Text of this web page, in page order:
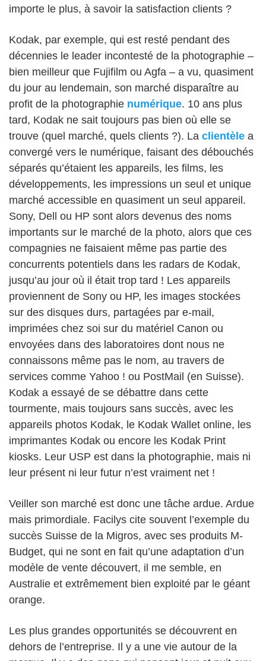
importe le plus, à savoir la satisfaction clients ?
Kodak, par exemple, qui est resté pendant des
décennies le leader incontesté de la photographie –
bien meilleur que Fujifilm ou Agfa – a vu, quasiment
du jour au lendemain, son marché disparaître au
profit de la photographie numérique. 10 ans plus
tard, Kodak ne sait toujours pas bien où elle se
trouve (quel marché, quels clients ?). La clientèle a
convergé vers le numérique, faisant des débouchés
séparés qu’étaient les appareils, les films, les
développements, les impressions un seul et unique
marché accessible en quasiment un seul appareil.
Sony, Dell ou HP sont alors devenus des noms
importants sur le marché de la photo, alors que ces
compagnies ne faisaient même pas partie des
concurrents potentiels dans les radars de Kodak,
jusqu’au jour où il était trop tard ! Les appareils
proviennent de Sony ou HP, les images stockées
sur des disques durs, partagées par e-mail,
imprimées chez soi sur du matériel Canon ou
envoyées dans des laboratoires dont nous ne
connaissons même pas le nom, au travers de
services comme Yahoo ! ou PostMail (en Suisse).
Kodak a essayé de se débattre dans cette
tourmente, mais toujours sans succès, avec les
appareils photos Kodak, le Kodak Wallet online, les
imprimantes Kodak ou encore les Kodak Print
kiosks. Leur USP est dans la photographie, mais ni
leur présent ni leur futur n’est vraiment net !
Veiller son marché est donc une tâche ardue. Ardue
mais primordiale. Facilys cite souvent l’exemple du
succès Suisse de la Migros, avec ses produits M-
Budget, qui ne sont en fait qu’une adaptation d’un
modèle de vente découvert, il me semble, en
Australie et extrêmement bien exploité par le géant
orange.
Les plus grandes opportunités se découvrent en
dehors de l’entreprise. Il y a une vie autour de la